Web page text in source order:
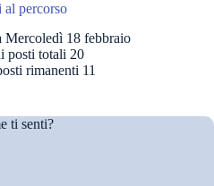
percorso
Mercoledì 18 febbraio
posti totali 20
rimanenti 11
ti senti?